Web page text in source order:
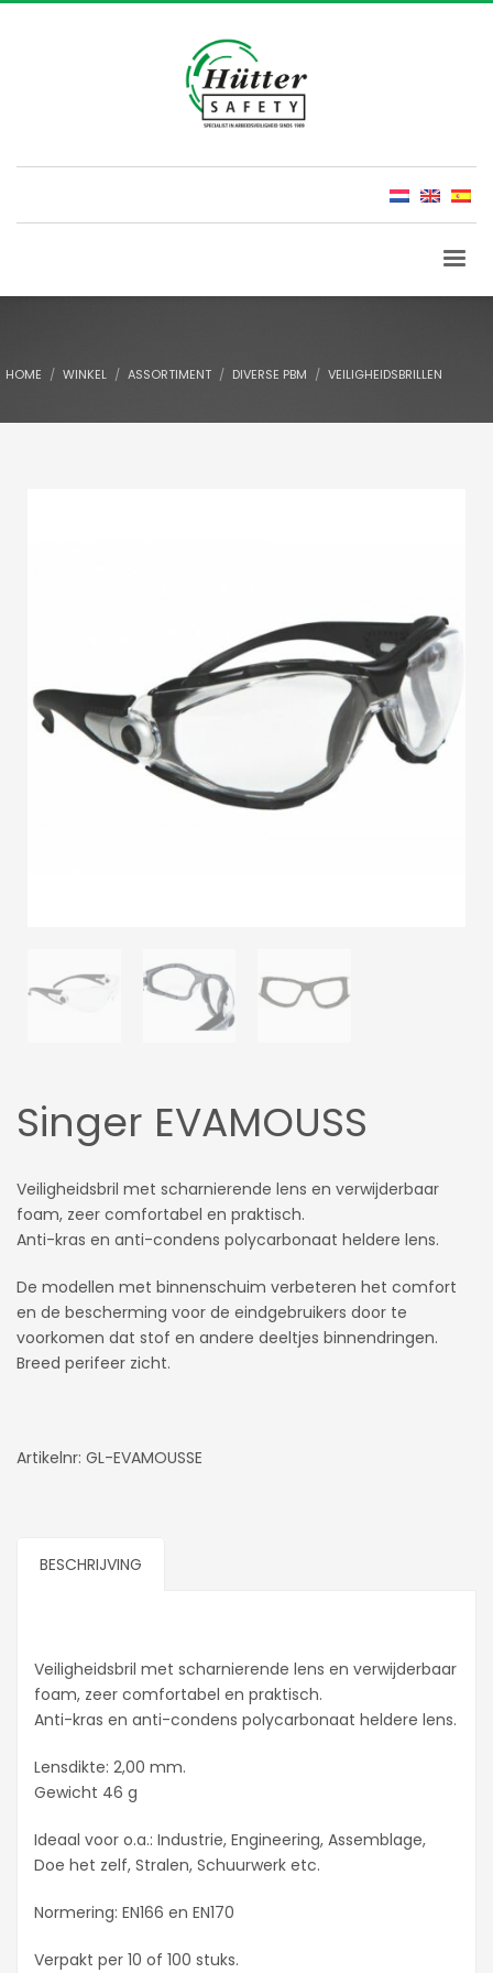
HOME WINKEL ASSORTIMENT DIVERSE PBM VEILIGHEIDSBRILLEN
Singer EVAMOUSS
Veiligheidsbril met scharnierende lens en verwijderbaar
foam, zeer comfortabel en praktisch.
Anti-kras en anti-condens polycarbonaat heldere lens.
De modellen met binnenschuim verbeteren het comfort
en de bescherming voor de eindgebruikers door te
voorkomen dat stof en andere deeltjes binnendringen.
Breed perifeer zicht.
Artikelnr: GL-EVAMOUSSE
BESCHRIJVING
Veiligheidsbril met scharnierende lens en verwijderbaar
foam, zeer comfortabel en praktisch.
Anti-kras en anti-condens polycarbonaat heldere lens.
Lensdikte: 2,00 mm.
Gewicht 46 g
Ideaal voor o.a.: Industrie, Engineering, Assemblage,
Doe het zelf, Stralen, Schuurwerk etc.
Normering: EN166 en EN170
Verpakt per 10 of 100 stuks.